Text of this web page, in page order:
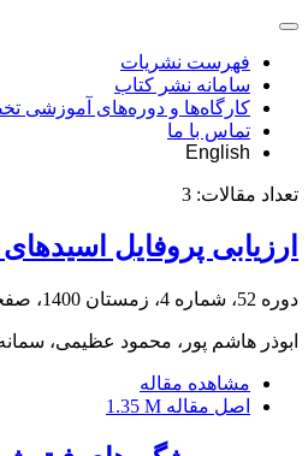
فهرست نشریات
سامانه نشر کتاب
کارگاه‌ها و دوره‌های آموزشی
تماس با ما
English
تعداد مقالات: 3
ارزیابی پروفایل
دوره 52، شماره 4، زمستان 1400، صفحه
ابوذر هاشم پور، محمود عظیمی،
مشاهده مقاله
اصل مقاله 1.35 M